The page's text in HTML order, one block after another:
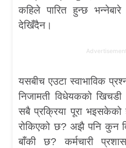
कहिले पारित हुन्छ
देखिँदैन।
यसबीच एउटा स्वाभाविक
निजामती विधेयकको
सबै प्रक्रिया पूरा
रोकिएको छ? अझै पनि कुन
बाँकी छ? कर्मचारी